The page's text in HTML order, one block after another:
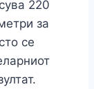
220
за
се